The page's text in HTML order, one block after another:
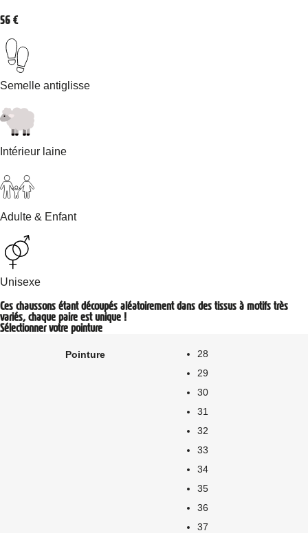
56 €
Semelle antiglisse
Intérieur laine
Adulte & Enfant
Unisexe
Ces chaussons étant découpés aléatoirement dans des tissus à motifs très
variés, chaque paire est unique !
Sélectionner votre pointure
Pointure
28
29
30
31
32
33
34
35
36
37